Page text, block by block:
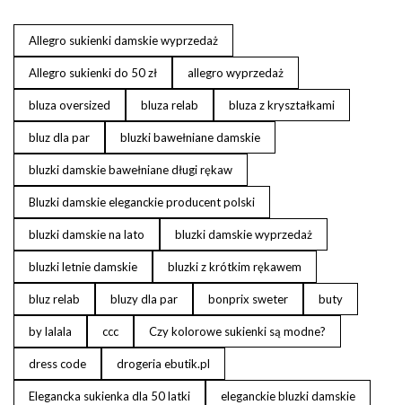
Allegro sukienki damskie wyprzedaż
Allegro sukienki do 50 zł allegro wyprzedaż
bluza oversized bluza relab bluza z kryształkami
bluz dla par bluzki bawełniane damskie
bluzki damskie bawełniane długi rękaw
Bluzki damskie eleganckie producent polski
bluzki damskie na lato bluzki damskie wyprzedaż
bluzki letnie damskie bluzki z krótkim rękawem
bluz relab bluzy dla par bonprix sweter buty
by lalala ccc Czy kolorowe sukienki są modne?
dress code drogeria ebutik.pl
Elegancka sukienka dla 50 latki eleganckie bluzki damskie